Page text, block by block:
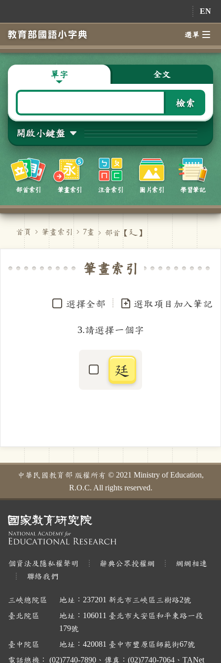
EN
選單
單字 全文
檢索
開啟小鍵盤
部首索引 筆畫索引 注音索引 圖片索引 學習筆記
首頁 筆畫索引 7畫 部首【 廴 】
筆畫索引
選擇全部 選取項目加入筆記
3.請選擇一個字
選取「廷」字
廷
中華民國教育部 版權所有 © 2021 Ministry of Education,
R.O.C. All rights reserved.
個資法及隱私權聲明 辭典公眾授權網
網網相連
聯絡我們
三峽總院區
地址：237201 新北市三峽區三樹路2號
臺北院區
地址：106011 臺北市大安區和平東路一段
179號
臺中院區
地址：420081 臺中市豐原區師範街67號
電話總機： (02)7740-7890、傳真：(02)7740-7064、TANet